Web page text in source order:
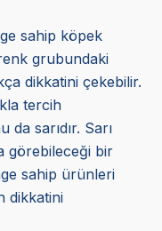
sahip köpek
grubundaki
dikkatini çekebilir.
tercih
sarıdır. Sarı
görebileceği bir
sahip ürünleri
dikkatini